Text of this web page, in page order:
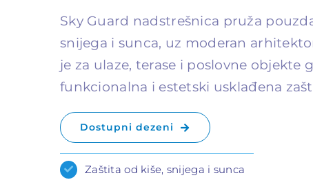
Sky Guard nadstrešnica pruža
snijega i sunca, uz moderan
je za ulaze, terase i poslovne objekte
funkcionalna i estetski usklađena
Dostupni dezeni
Zaštita od kiše, snijega i sunca